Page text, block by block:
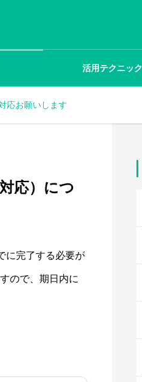
活用テクニック
応お願いします
応）につ
に完了する必要が
ので、期日内に